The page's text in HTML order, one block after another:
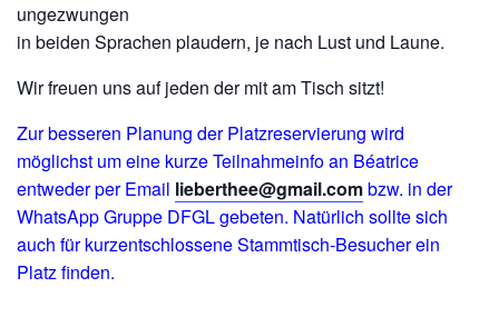
ungezwungen
in beiden Sprachen plaudern, je nach Lust und Laune.
Wir freuen uns auf jeden der mit am Tisch sitzt!
Zur besseren Planung der Platzreservierung wird
möglichst um eine kurze Teilnahmeinfo an Béatrice
entweder per Email lieberthee@gmail.combzw. in der
WhatsApp Gruppe DFGL gebeten. Natürlich sollte sich
auch für kurzentschlossene Stammtisch-Besucher ein
Platz finden.